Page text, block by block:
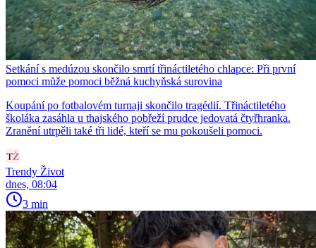
Setkání s medúzou skončilo smrtí třináctiletého chlapce: Při první
pomoci může pomoci běžná kuchyňská surovina
Koupání po fotbalovém turnaji skončilo tragédií. Třináctiletého
školáka zasáhla u thajského pobřeží prudce jedovatá čtyřhranka.
Zranění utrpěli také tři lidé, kteří se mu pokoušeli pomoci.
Trendy Život
dnes, 08:04
3 min